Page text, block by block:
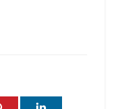
Pinterest LinkedIn